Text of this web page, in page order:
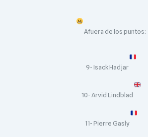
Afuera de los puntos:
9- Isack Hadjar
10- Arvid Lindblad
11- Pierre Gasly